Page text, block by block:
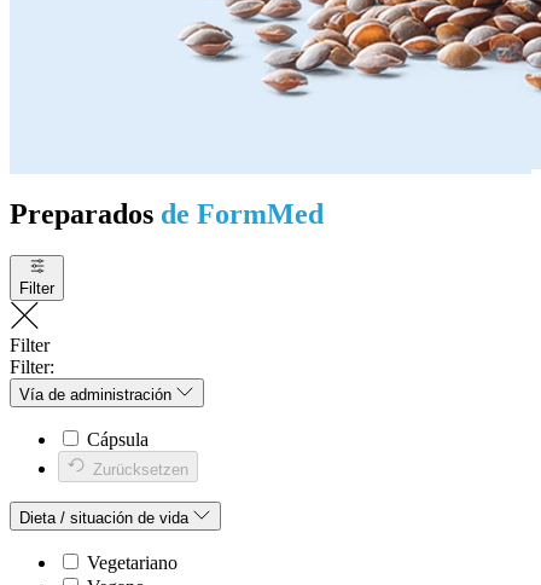
Preparados de FormMed
Filter
Filter
Filter:
Vía de administración
Cápsula
Zurücksetzen
Dieta / situación de vida
Vegetariano